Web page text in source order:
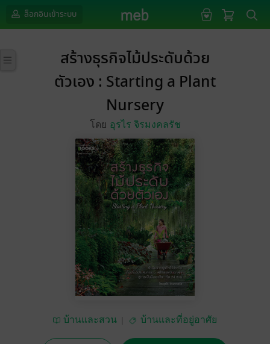
ล็อกอินเข้าระบบ
สร้างธุรกิจไม้ประดับด้วย
ตัวเอง : Starting a Plant
Nursery
โดย อุรไร จิรมงคลรัช
บ้านและสวน บ้านและที่อยู่อาศัย